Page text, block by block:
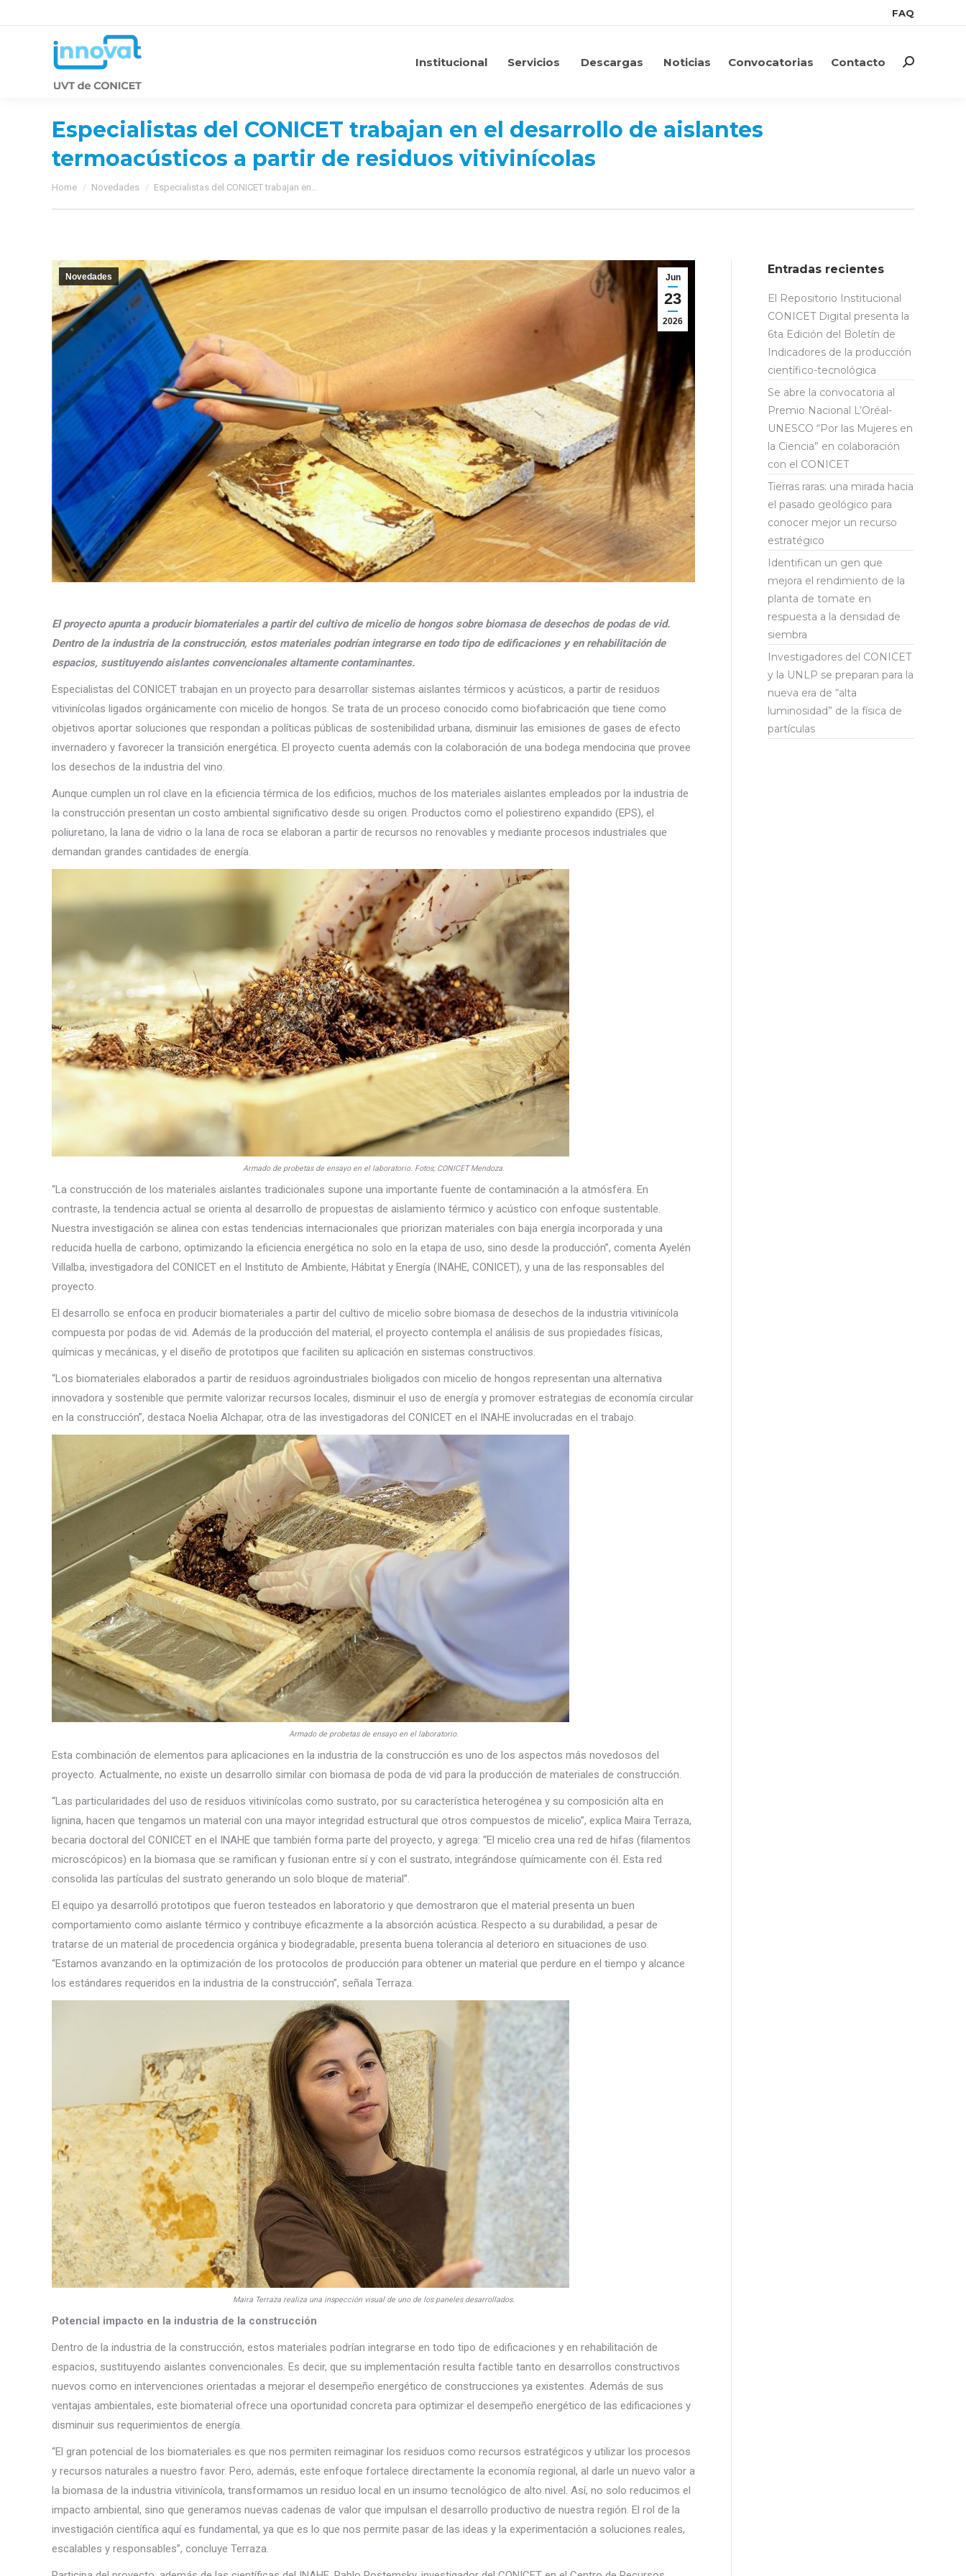
FAQ
Institucional Servicios Descargas Noticias Convocatorias Contacto Search:
Especialistas del CONICET trabajan en el desarrollo de aislantes
termoacústicos a partir de residuos vitivinícolas
You are here:
Home Novedades Especialistas del CONICET trabajan en…
Jun
23
2026
Novedades
El proyecto apunta a producir biomateriales a partir del cultivo de micelio de hongos sobre biomasa de desechos de podas de vid.
Dentro de la industria de la construcción, estos materiales podrían integrarse en todo tipo de edificaciones y en rehabilitación de
espacios, sustituyendo aislantes convencionales altamente contaminantes.
Especialistas del CONICET trabajan en un proyecto para desarrollar sistemas aislantes térmicos y acústicos, a partir de residuos
vitivinícolas ligados orgánicamente con micelio de hongos. Se trata de un proceso conocido como biofabricación que tiene como
objetivos aportar soluciones que respondan a políticas públicas de sostenibilidad urbana, disminuir las emisiones de gases de efecto
invernadero y favorecer la transición energética. El proyecto cuenta además con la colaboración de una bodega mendocina que provee
los desechos de la industria del vino.
Aunque cumplen un rol clave en la eficiencia térmica de los edificios, muchos de los materiales aislantes empleados por la industria de
la construcción presentan un costo ambiental significativo desde su origen. Productos como el poliestireno expandido (EPS), el
poliuretano, la lana de vidrio o la lana de roca se elaboran a partir de recursos no renovables y mediante procesos industriales que
demandan grandes cantidades de energía.
Armado de probetas de ensayo en el laboratorio. Fotos; CONICET Mendoza.
“La construcción de los materiales aislantes tradicionales supone una importante fuente de contaminación a la atmósfera. En
contraste, la tendencia actual se orienta al desarrollo de propuestas de aislamiento térmico y acústico con enfoque sustentable.
Nuestra investigación se alinea con estas tendencias internacionales que priorizan materiales con baja energía incorporada y una
reducida huella de carbono, optimizando la eficiencia energética no solo en la etapa de uso, sino desde la producción”, comenta Ayelén
Villalba, investigadora del CONICET en el Instituto de Ambiente, Hábitat y Energía (INAHE, CONICET), y una de las responsables del
proyecto.
El desarrollo se enfoca en producir biomateriales a partir del cultivo de micelio sobre biomasa de desechos de la industria vitivinícola
compuesta por podas de vid. Además de la producción del material, el proyecto contempla el análisis de sus propiedades físicas,
químicas y mecánicas, y el diseño de prototipos que faciliten su aplicación en sistemas constructivos.
“Los biomateriales elaborados a partir de residuos agroindustriales bioligados con micelio de hongos representan una alternativa
innovadora y sostenible que permite valorizar recursos locales, disminuir el uso de energía y promover estrategias de economía circular
en la construcción”, destaca Noelia Alchapar, otra de las investigadoras del CONICET en el INAHE involucradas en el trabajo.
Armado de probetas de ensayo en el laboratorio.
Esta combinación de elementos para aplicaciones en la industria de la construcción es uno de los aspectos más novedosos del
proyecto. Actualmente, no existe un desarrollo similar con biomasa de poda de vid para la producción de materiales de construcción.
“Las particularidades del uso de residuos vitivinícolas como sustrato, por su característica heterogénea y su composición alta en
lignina, hacen que tengamos un material con una mayor integridad estructural que otros compuestos de micelio”, explica Maira Terraza,
becaria doctoral del CONICET en el INAHE que también forma parte del proyecto, y agrega: “El micelio crea una red de hifas (filamentos
microscópicos) en la biomasa que se ramifican y fusionan entre sí y con el sustrato, integrándose químicamente con él. Esta red
consolida las partículas del sustrato generando un solo bloque de material”.
El equipo ya desarrolló prototipos que fueron testeados en laboratorio y que demostraron que el material presenta un buen
comportamiento como aislante térmico y contribuye eficazmente a la absorción acústica. Respecto a su durabilidad, a pesar de
tratarse de un material de procedencia orgánica y biodegradable, presenta buena tolerancia al deterioro en situaciones de uso.
“Estamos avanzando en la optimización de los protocolos de producción para obtener un material que perdure en el tiempo y alcance
los estándares requeridos en la industria de la construcción”, señala Terraza.
Maira Terraza realiza una inspección visual de uno de los paneles desarrollados.
Potencial impacto en la industria de la construcción
Dentro de la industria de la construcción, estos materiales podrían integrarse en todo tipo de edificaciones y en rehabilitación de
espacios, sustituyendo aislantes convencionales. Es decir, que su implementación resulta factible tanto en desarrollos constructivos
nuevos como en intervenciones orientadas a mejorar el desempeño energético de construcciones ya existentes. Además de sus
ventajas ambientales, este biomaterial ofrece una oportunidad concreta para optimizar el desempeño energético de las edificaciones y
disminuir sus requerimientos de energía.
“El gran potencial de los biomateriales es que nos permiten reimaginar los residuos como recursos estratégicos y utilizar los procesos
y recursos naturales a nuestro favor. Pero, además, este enfoque fortalece directamente la economía regional, al darle un nuevo valor a
la biomasa de la industria vitivinícola, transformamos un residuo local en un insumo tecnológico de alto nivel. Así, no solo reducimos el
impacto ambiental, sino que generamos nuevas cadenas de valor que impulsan el desarrollo productivo de nuestra región. El rol de la
investigación científica aquí es fundamental, ya que es lo que nos permite pasar de las ideas y la experimentación a soluciones reales,
escalables y responsables”, concluye Terraza.
Entradas recientes
El Repositorio Institucional
CONICET Digital presenta la
6ta Edición del Boletín de
Indicadores de la producción
científico-tecnológica
Se abre la convocatoria al
Premio Nacional L’Oréal-
UNESCO “Por las Mujeres en
la Ciencia” en colaboración
con el CONICET
Tierras raras: una mirada hacia
el pasado geológico para
conocer mejor un recurso
estratégico
Identifican un gen que
mejora el rendimiento de la
planta de tomate en
respuesta a la densidad de
siembra
Investigadores del CONICET
y la UNLP se preparan para la
nueva era de “alta
luminosidad” de la física de
partículas
FAQ